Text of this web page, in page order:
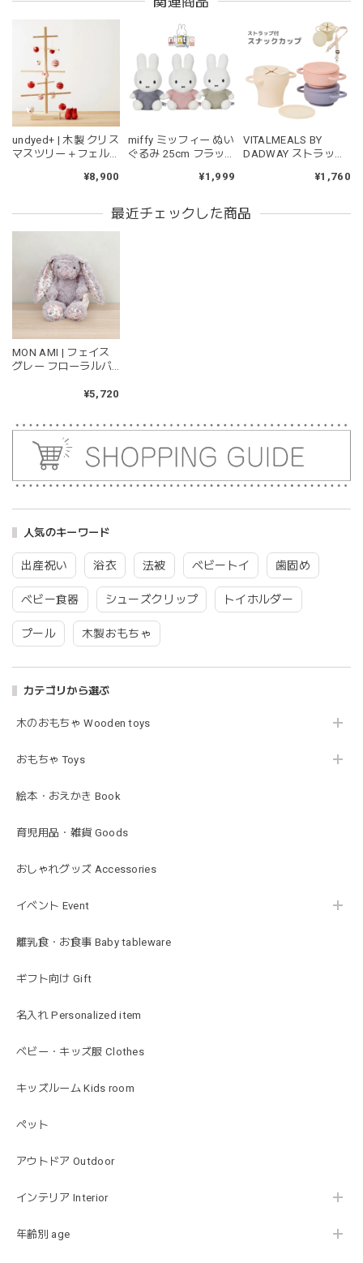
人気のキーワード
出産祝い 浴衣 法被 ベビートイ 歯固め
ベビー食器 シューズクリップ トイホルダー
プール 木製おもちゃ
カテゴリから選ぶ
木のおもちゃ Wooden toys
おもちゃ Toys
絵本・おえかき Book
育児用品・雑貨 Goods
おしゃれグッズ Accessories
イベント Event
離乳食・お食事 Baby tableware
ギフト向け Gift
名入れ Personalized item
ベビー・キッズ服 Clothes
キッズルーム Kids room
ペット
アウトドア Outdoor
インテリア Interior
年齢別 age
マグカップ BEANS 2 美濃焼 日本製 コーヒー豆柄
ブラウン
2026/06/17
kawaii&born | ハート型 歯固めリング シリコン
2026/04/24
持ちやすいようで今持ってるおもちゃの中で1番長く握って
ても可愛いです。また、シリコン製なので哺乳瓶と一緒に洗
ったり除菌できたり常に清潔に保てるのも嬉しいです。
moca
2026/04/24
耳の部分が咥えやすいようでよく遊んでいます。木の部分は
ますが、見た目が可愛くて満足です。
gray
2026/03/26
グレーを購入しました！手持ちのビブより少し小さい作りで
したがかわいいので問題なし^ ^ありがとうございました♡
2026/02/21
この度は迅速丁寧な対応をありがとうございました(^^) 梱包
2026/01/17
出産祝いで渡しました。友人がとても喜んでおりました！可
可愛いファーストトイが届きました！ ありがとうございま
undyed+ | 木製 クリス
マスツリー＋フェル
ツリー アンダイドプ
¥8,900
miffy ミッフィー ぬい
ぐるみ 25cm フラッ
¥1,999
VITALMEALS BY
DADWAY ストラップ
¥1,760
最近チェックした商品
MON AMI | フェイス
グレー フローラルバ
ぬいぐるみ モナミ¥5,720